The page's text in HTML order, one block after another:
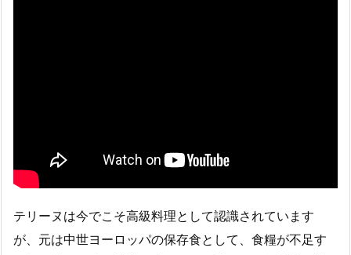
テリーヌは今でこそ高級料理として認識されています
が、元は中世ヨーロッパの保存食として、食糧が不足す